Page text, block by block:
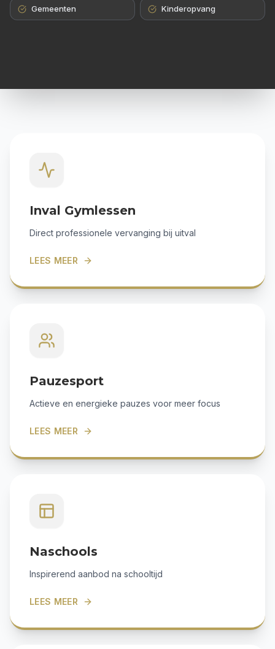
Gemeenten Kinderopvang
Inval Gymlessen
Direct professionele vervanging bij uitval
LEES MEER
Pauzesport
Actieve en energieke pauzes voor meer focus
LEES MEER
Naschools
Inspirerend aanbod na schooltijd
LEES MEER